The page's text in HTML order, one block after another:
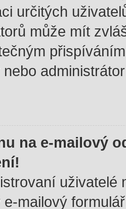
určitých
může mít
nebo
na e-mailový
uživatelé
e-mailový